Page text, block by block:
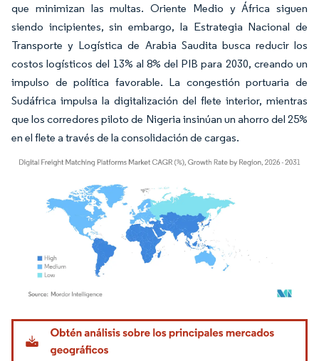
que minimizan las multas. Oriente Medio y África siguen
siendo incipientes, sin embargo, la Estrategia Nacional de
Transporte y Logística de Arabia Saudita busca reducir los
costos logísticos del 13% al 8% del PIB para 2030, creando un
impulso de política favorable. La congestión portuaria de
Sudáfrica impulsa la digitalización del flete interior, mientras
que los corredores piloto de Nigeria insinúan un ahorro del 25%
en el flete a través de la consolidación de cargas.
Imagen © Mordor Intelligence. El uso requiere atribución según CC BY 4.0.